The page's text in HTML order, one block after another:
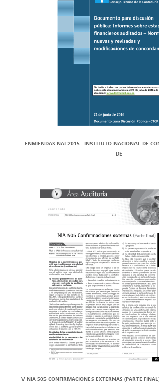
ENMIENDAS NAI 2015 - INSTITUTO NACIONAL DE
DE
V NIA 505 CONFIRMACIONES EXTERNAS (PARTE